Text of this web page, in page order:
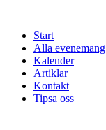
Start
Alla evenemang
Kalender
Artiklar
Kontakt
Tipsa oss